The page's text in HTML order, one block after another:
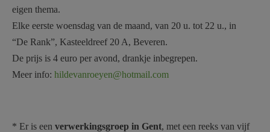
eigen thema.
Elke eerste woensdag van de maand, van 20 u. tot 22 u., in
“De Rank”, Kasteeldreef 20 A, Beveren.
De prijs is 4 euro per avond, drankje inbegrepen.
Meer info: hildevanroeyen@hotmail.com
* Er is een verwerkingsgroep in Gent, met een reeks van vijf